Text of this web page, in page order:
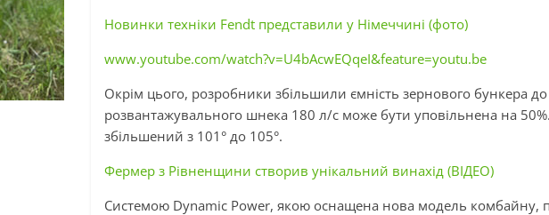
Новинки техніки Fendt представили у Німеччині (фото)
www.youtube.com/watch?v=U4bAcwEQqeI&feature=youtu.be
Окрім цього, розробники збільшили ємність зернового бункера
розвантажувального шнека 180 л/с може бути уповільнена на
збільшений з 101° до 105°.
Фермер з Рівненщини створив унікальний винахід (ВІДЕО)
Системою Dynamic Power, якою оснащена нова модель комбайну,